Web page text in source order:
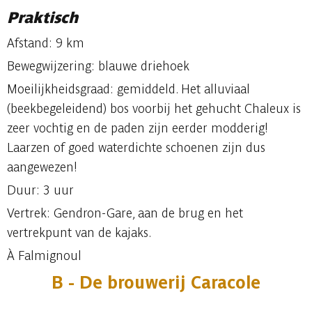
Praktisch
Afstand: 9 km
Bewegwijzering: blauwe driehoek
Moeilijkheidsgraad: gemiddeld. Het alluviaal
(beekbegeleidend) bos voorbij het gehucht Chaleux is
zeer vochtig en de paden zijn eerder modderig!
Laarzen of goed waterdichte schoenen zijn dus
aangewezen!
Duur: 3 uur
Vertrek: Gendron-Gare, aan de brug en het
vertrekpunt van de kajaks.
À Falmignoul
B - De brouwerij Caracole